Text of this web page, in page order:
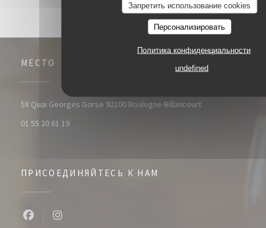
Запретить использование cookies
Персонализировать
Политика конфиденциальности
undefined
МЕСТО
58 Quai Georges Gorse 92100 Boulogne Billancourt((открывается в
01 55 20 61 19
ПРИСОЕДИНЯЙТЕСЬ К НАМ